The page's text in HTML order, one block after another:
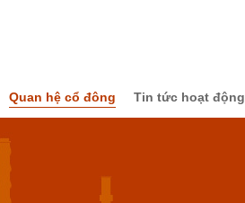
Quan hệ cổ đông Tin tức hoạt động